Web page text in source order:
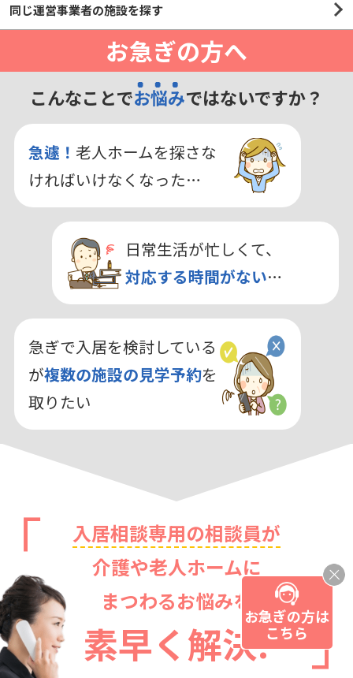
同じ運営事業者の施設を探す
お急ぎの方へ
こんなことでお悩みではないですか？
急遽！ 老人ホームを探さな
ければいけなくなった…
日常生活が忙しくて、
対応する時間がない…
急ぎで入居を検討している
が複数の施設の見学予約を
取りたい
入居相談専用の相談員が
介護や老人ホームに
まつわるお悩みを
素早く解決!
お急ぎの方は
こちら